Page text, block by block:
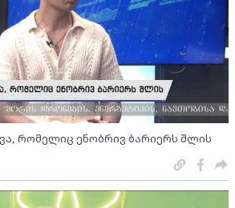
რომელიც ენობრივ ბარიერს შლის